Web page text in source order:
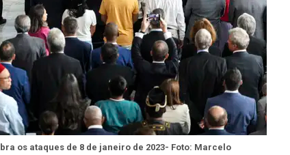
os ataques de 8 de janeiro de 2023- Foto: Marcelo